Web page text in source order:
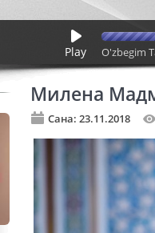
Play O'zbegim
Милена
Сана: 23.11.2018